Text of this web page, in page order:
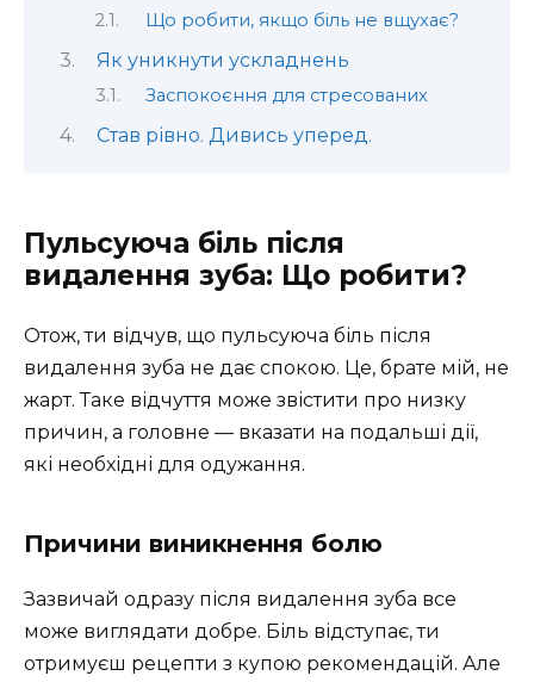
Що робити, якщо біль не вщухає?
Як уникнути ускладнень
Заспокоєння для стресованих
Став рівно. Дивись уперед.
Пульсуюча біль після
видалення зуба: Що робити?
Отож, ти відчув, що пульсуюча біль після
видалення зуба не дає спокою. Це, брате мій, не
жарт. Таке відчуття може звістити про низку
причин, а головне — вказати на подальші дії,
які необхідні для одужання.
Причини виникнення болю
Зазвичай одразу після видалення зуба все
може виглядати добре. Біль відступає, ти
отримуєш рецепти з купою рекомендацій. Але